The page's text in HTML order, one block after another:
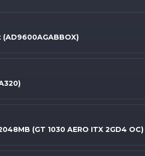
(AD9600AGABBOX)
(GT 1030 AERO ITX 2GD4 OC)